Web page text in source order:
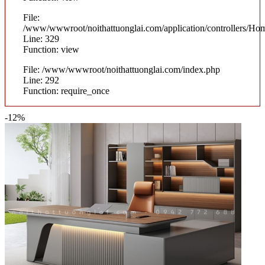
File:
/www/wwwroot/noithattuonglai.com/application/controllers/
Line: 329
Function: view
File: /www/wwwroot/noithattuonglai.com/index.php
Line: 292
Function: require_once
-12%